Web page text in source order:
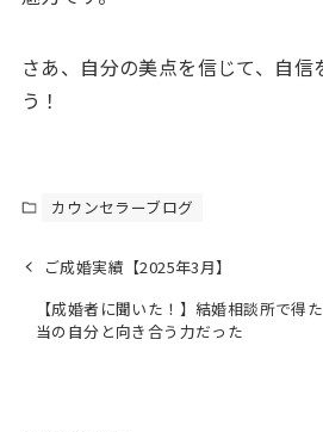
さあ、自分の美点を信じて、自信
う！
カウンセラーブログ
ご成婚実績【2025年3月】
【成婚者に聞いた！】結婚相談所で得
当の自分と向き合う力だった